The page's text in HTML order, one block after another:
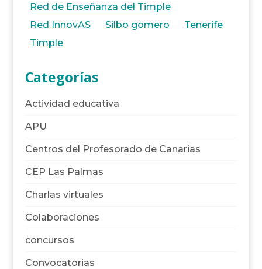
Red de Enseñanza del Timple
Red InnovAS
Silbo gomero
Tenerife
Timple
Categorías
Actividad educativa
APU
Centros del Profesorado de Canarias
CEP Las Palmas
Charlas virtuales
Colaboraciones
concursos
Convocatorias